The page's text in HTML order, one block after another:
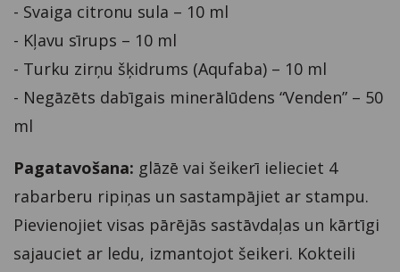
- Svaiga citronu sula – 10 ml
- Kļavu sīrups – 10 ml
- Turku zirņu šķidrums (Aqufaba) – 10 ml
- Negāzēts dabīgais minerālūdens “Venden” – 50
ml
Pagatavošana: glāzē vai šeikerī ielieciet 4
rabarberu ripiņas un sastampājiet ar stampu.
Pievienojiet visas pārējās sastāvdaļas un kārtīgi
sajauciet ar ledu, izmantojot šeikeri. Kokteili